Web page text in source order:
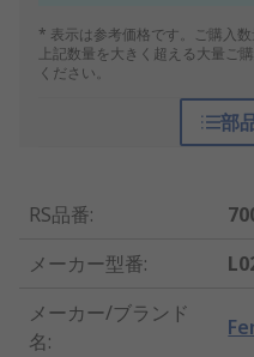
* 表示は参考価格です。ご購入
上記数量を大きく超える大量ご
ください。
部
RS品番:
メーカー型番:
メーカー/ブランド
名: